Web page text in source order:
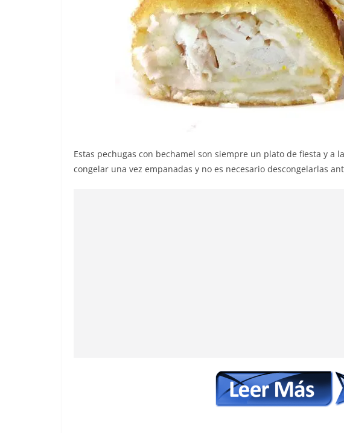
Estas pechugas con bechamel son siempre un plato de fiesta y a
congelar una vez empanadas y no es necesario descongelarlas